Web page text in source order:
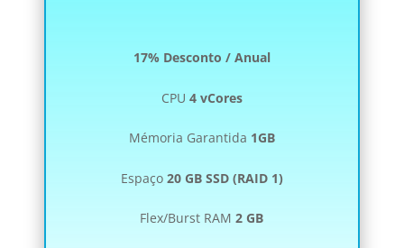
17% Desconto / Anual
CPU 4 vCores
Mémoria Garantida 1GB
Espaço20 GB SSD (RAID 1)
Flex/Burst RAM 2 GB